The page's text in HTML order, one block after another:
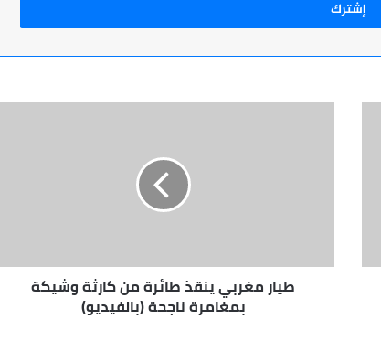
ناجحة
(بالفيديو)طيار مغربي ينقذ طائرة من كارثة وشيكة
بمغامرة ناجحة (بالفيديو)